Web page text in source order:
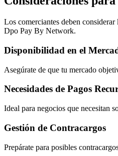
Los comerciantes deben
Dpo Pay By Network.
Disponibilidad en el
Asegúrate de que tu mercado
Necesidades de Pagos
Ideal para negocios que necesitan
Gestión de Contracargos
Prepárate para posibles